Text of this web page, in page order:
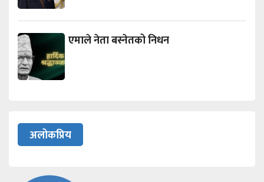
एमाले नेता बस्नेतको निधन
अलोकप्रिय